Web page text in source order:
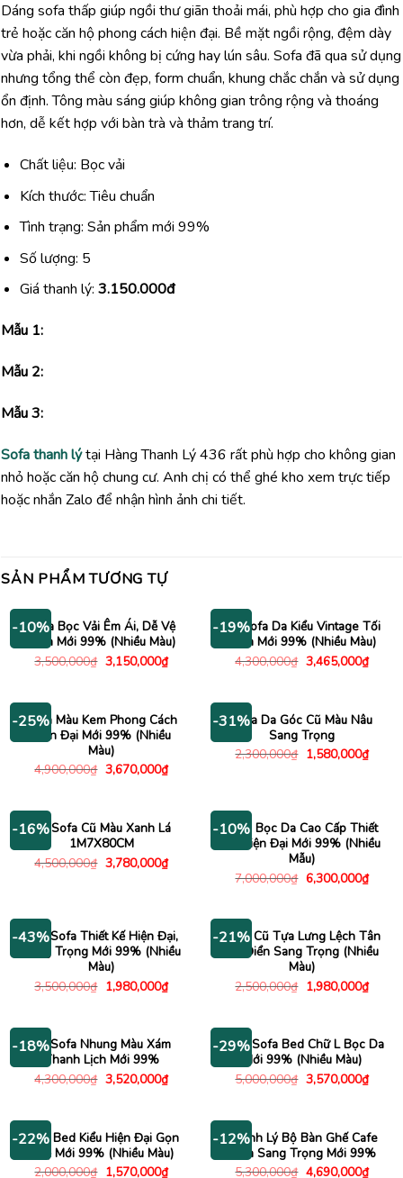
Dáng sofa thấp giúp ngồi thư giãn thoải mái, phù hợp cho gia đình
trẻ hoặc căn hộ phong cách hiện đại. Bề mặt ngồi rộng, đệm dày
vừa phải, khi ngồi không bị cứng hay lún sâu. Sofa đã qua sử dụng
nhưng tổng thể còn đẹp, form chuẩn, khung chắc chắn và sử dụng
ổn định. Tông màu sáng giúp không gian trông rộng và thoáng
hơn, dễ kết hợp với bàn trà và thảm trang trí.
Chất liệu: Bọc vải
Kích thước: Tiêu chuẩn
Tình trạng: Sản phẩm mới 99%
Số lượng: 5
Giá thanh lý: 3.150.000đ
Mẫu 1:
Mẫu 2:
Mẫu 3:
Sofa thanh lýtại Hàng Thanh Lý 436 rất phù hợp cho không gian
nhỏ hoặc căn hộ chung cư. Anh chị có thể ghé kho xem trực tiếp
hoặc nhắn Zalo để nhận hình ảnh chi tiết.
SẢN PHẨM TƯƠNG TỰ
-10%
Sofa Bọc Vải Êm Ái, Dễ Vệ
Sinh Mới 99% (Nhiều Màu)
3,500,000₫ Giá
gốc
3,150,000₫Giá
hiện
3,150,000₫.
-19%
Bộ Sofa Da Kiểu Vintage Tối
Giản Mới 99% (Nhiều Màu)
4,300,000₫ Giá
gốc
3,465,000₫Giá
hiện
-25%
Sofa Màu Kem Phong Cách
Hiện Đại Mới 99% (Nhiều
Màu)
4,900,000₫ Giá
gốc
3,670,000₫Giá
hiện
3,670,000₫.
-31%Sofa Da Góc Cũ Màu Nâu
Sang Trọng
2,300,000₫ Giá
gốc
1,580,000₫Giá
hiện
-16%Bộ Sofa Cũ Màu Xanh Lá
1M7X80CM
4,500,000₫ Giá
gốc
3,780,000₫Giá
hiện
-10%
Sofa Bọc Da Cao Cấp Thiết
Kế Hiện Đại Mới 99% (Nhiều
Mẫu)
7,000,000₫ Giá
gốc
6,300,000₫Giá
hiện
-43%
Ghế Sofa Thiết Kế Hiện Đại,
Sang Trọng Mới 99% (Nhiều
Màu)
3,500,000₫ Giá
gốc
1,980,000₫Giá
hiện
1,980,000₫.
-21%
Sofa Cũ Tựa Lưng Lệch Tân
Cổ Điển Sang Trọng (Nhiều
Màu)
2,500,000₫ Giá
gốc
1,980,000₫Giá
hiện
-18%Bộ Sofa Nhung Màu Xám
Thanh Lịch Mới 99%
4,300,000₫ Giá
gốc
3,520,000₫Giá
hiện
3,520,000₫.
-29%
Băng Sofa Bed Chữ L Bọc Da
Mới 99% (Nhiều Màu)
5,000,000₫ Giá
gốc
3,570,000₫Giá
hiện
-22%
Sofa Bed Kiểu Hiện Đại Gọn
Nhẹ Mới 99% (Nhiều Màu)
2,000,000₫ Giá
1,570,000₫Giá
-12%
Thanh Lý Bộ Bàn Ghế Cafe
Sofa Sang Trọng Mới 99%
5,300,000₫ Giá
4,690,000₫Giá